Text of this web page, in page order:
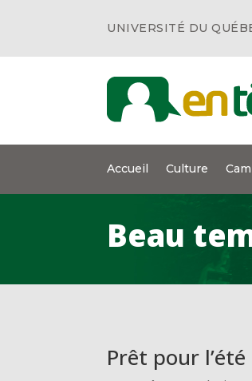
UNIVERSITÉ DU
Accueil Culture
Beau
Prêt pour l’été